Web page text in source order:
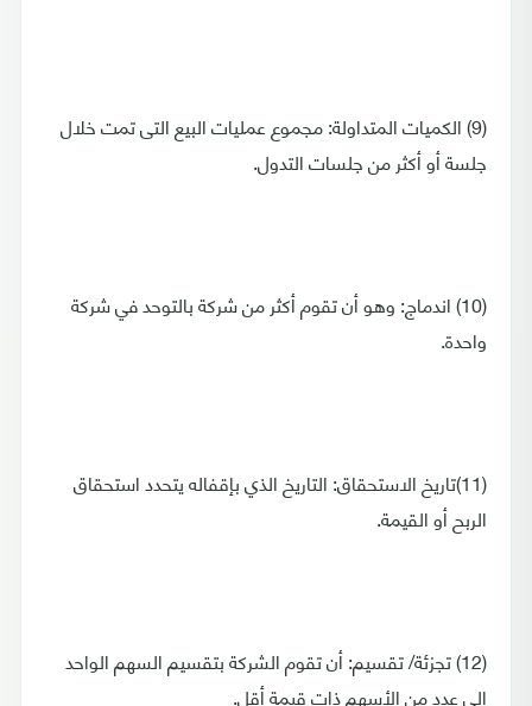
(9) الكميات المتداولة: مجموع عمليات البيع التى تمت خلال
جلسة أو أكثر من جلسات التدول.
(10) اندماج: وهو أن تقوم أكثر من شركة بالتوحد في شركة
واحدة.
(11)تاريخ الاستحقاق: التاريخ الذي بإقفاله يتحدد استحقاق
الربح أو القيمة.
(12) تجزئة/ تقسيم: أن تقوم الشركة بتقسيم السهم الواحد
إلى عدد من الأسهم ذات قيمة أقل.